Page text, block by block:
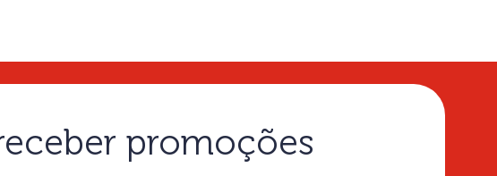
promoções